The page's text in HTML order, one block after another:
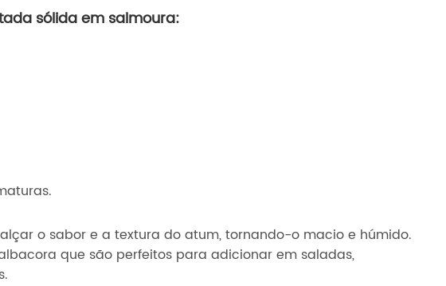
sólida em salmoura:
o sabor e a textura do atum, tornando-o macio e húmido.
que são perfeitos para adicionar em saladas,